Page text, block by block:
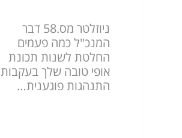
ניוזלטר מס.58 דבר
המנכ"ל כמה פעמים
החלטת לשנות תכונת
אופי טובה שלך בעקבות
התנהגות פוגענית…